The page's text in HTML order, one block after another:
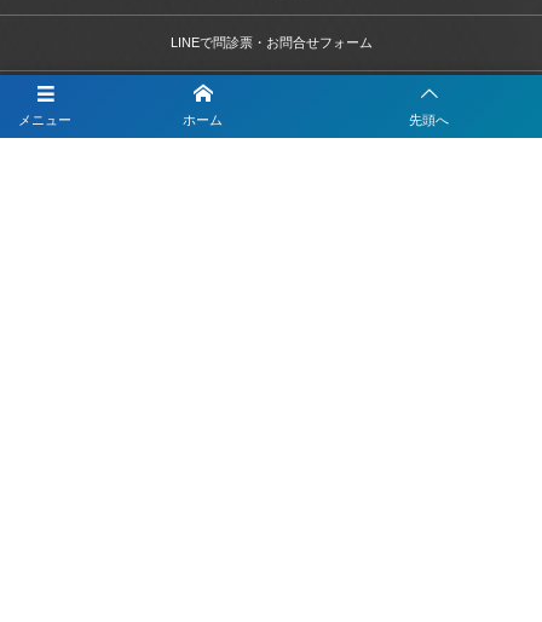
メニュー ホーム 先頭へ
LINEで問診票・お問合せフォーム
LINEを活用した採用活動